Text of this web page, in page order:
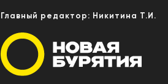
Главный редактор: Никитина Т.И.